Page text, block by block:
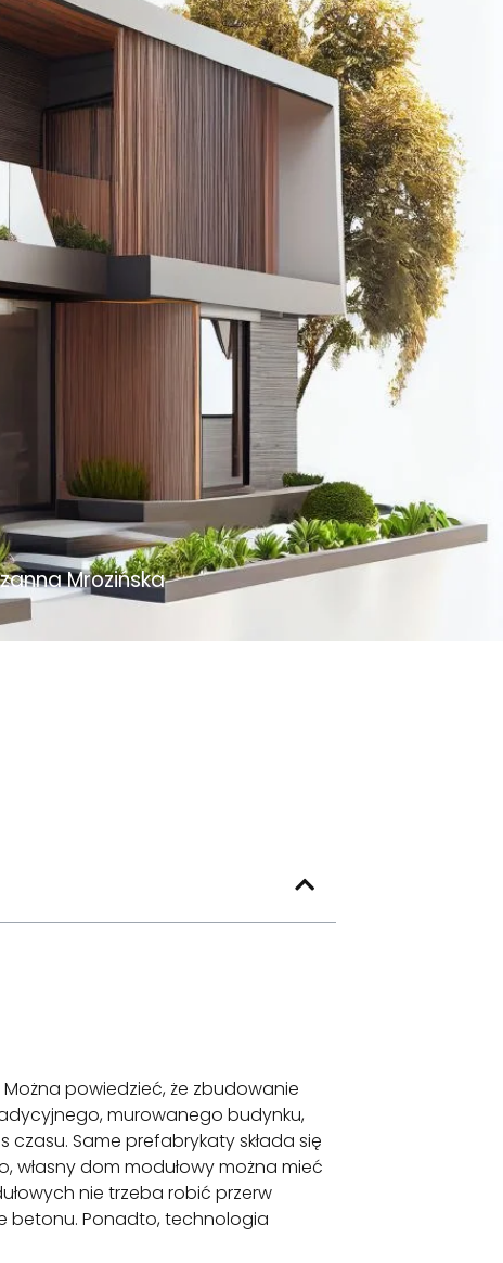
Mrozińska
powiedzieć, że zbudowanie
murowanego budynku,
Same prefabrykaty składa się
własny dom modułowy można mieć
nie trzeba robić przerw
betonu. Ponadto, technologia